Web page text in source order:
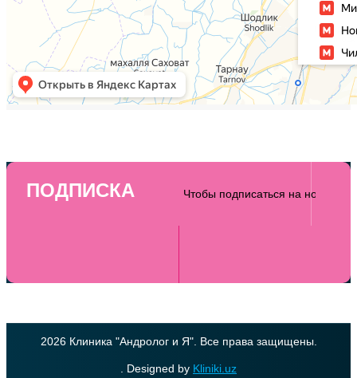
ПОДПИСКА
2026 Клиника "Андролог и Я". Все права защищены.
. Designed by Kliniki.uz